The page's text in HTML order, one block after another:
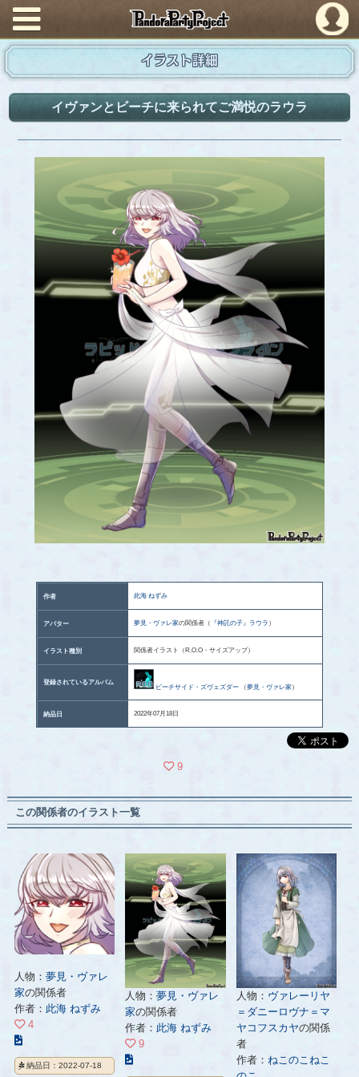
PandoraPartyProject
イラスト詳細
イヴァンとビーチに来られてご満悦のラウラ
作者 此海 ねずみ
アバター 夢見・ヴァレ家の関係者（ 『神託の子』ラウラ ）
イラスト種別 関係者イラスト（R.O.O・サイズアップ）
登録されているアルバム
ビーチサイド・ズヴェズダー（夢見・ヴァレ家）
納品日 2022年07月18日
9
この関係者のイラスト一覧
人物： 夢見・ヴァレ
家の関係者
作者： 此海 ねずみ
4
の
イ
納品日：2022-07-18
人物：夢見・ヴァレ
家の関係者
作者： 此海 ねずみ
9
人物： ヴァレーリヤ
＝ダニーロヴナ＝マ
ヤコフスカヤの関係
者
作者： ねこのこねこ